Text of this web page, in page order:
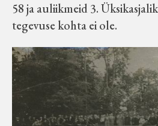
58 ja auliikmeid 3.
tegevuse kohta ei ole.